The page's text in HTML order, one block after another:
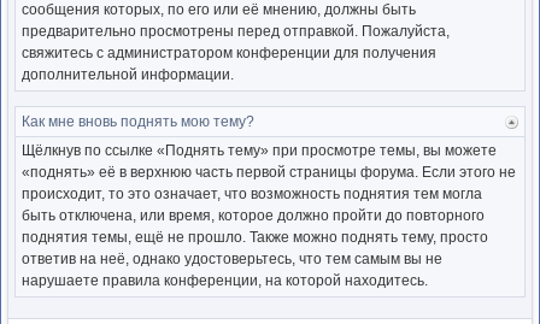
сообщения которых, по его или её мнению, должны быть
предварительно просмотрены перед отправкой. Пожалуйста,
свяжитесь с администратором конференции для получения
дополнительной информации.
Как мне вновь поднять мою тему?
Щёлкнув по ссылке «Поднять тему» при просмотре темы, вы можете
«поднять» её в верхнюю часть первой страницы форума. Если этого не
происходит, то это означает, что возможность поднятия тем могла
быть отключена, или время, которое должно пройти до повторного
поднятия темы, ещё не прошло. Также можно поднять тему, просто
ответив на неё, однако удостоверьтесь, что тем самым вы не
нарушаете правила конференции, на которой находитесь.